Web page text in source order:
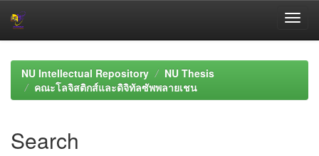
navigationNU Intellectual Repository
NU Thesis
คณะโลจิสติกส์และดิจิทัลซัพพลายเชน
Search